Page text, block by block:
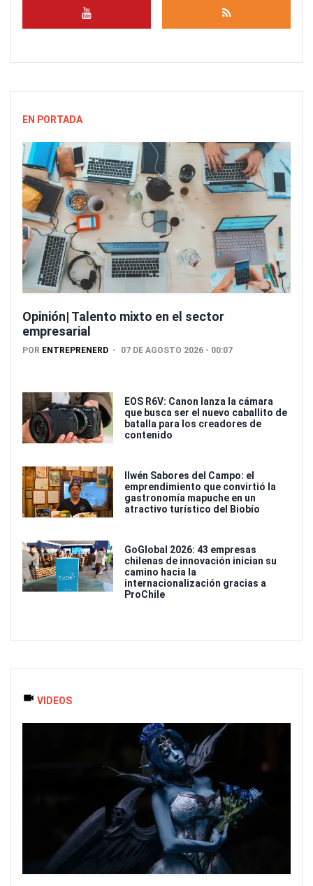
EN PORTADA
Opinión| Talento mixto en el sector
empresarial
POR ENTREPRENERD 07 DE AGOSTO 2026 - 00:07
EOS R6V: Canon lanza la cámara
que busca ser el nuevo caballito de
batalla para los creadores de
contenido
Ilwén Sabores del Campo: el
emprendimiento que convirtió la
gastronomía mapuche en un
atractivo turístico del Biobío
GoGlobal 2026: 43 empresas
chilenas de innovación inician su
camino hacia la
internacionalización gracias a
ProChile
VIDEOS